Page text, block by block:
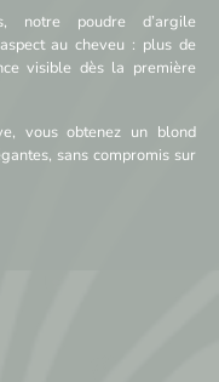
notre poudre d’argile
au cheveu : plus de
visible dès la première
vous obtenez un blond
sans compromis sur